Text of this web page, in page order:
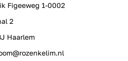
Figeeweg 1-0002
2
Haarlem